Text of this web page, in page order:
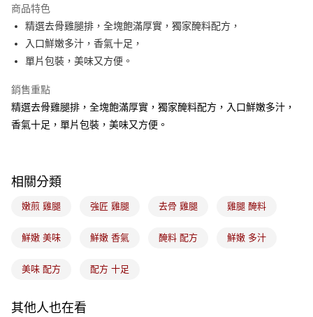
悠遊付
Google Pay
ATM付款
每筆NT$200，滿NT$2,500(含以上)免運費
黑貓冷凍宅配-(限重20kg以下)
免運費
商品特色
精選去骨雞腿排，全塊飽滿厚實，獨家醃料配方，
入口鮮嫩多汁，香氣十足，
單片包裝，美味又方便。
銷售重點
精選去骨雞腿排，全塊飽滿厚實，獨家醃料配方，入口鮮嫩多汁，
香氣十足，單片包裝，美味又方便。
相關分類
嫩煎 雞腿 強匠 雞腿 去骨 雞腿 雞腿 醃料
鮮嫩 美味 鮮嫩 香氣 醃料 配方 鮮嫩 多汁
美味 配方 配方 十足
其他人也在看